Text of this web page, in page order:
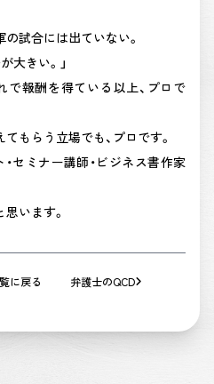
試合には出ていない。
大きい。」
で報酬を得ている以上、プロで
もらう立場でも、プロです。
セミナー講師・ビジネス書作家
います。
に戻る 弁護士のQCD